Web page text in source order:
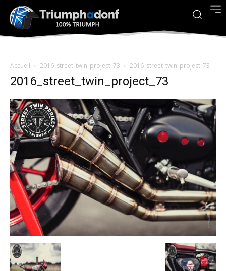
Accueil 2016_street_twin_project_73 2016_street_twin_project_73
2016_street_twin_project_73